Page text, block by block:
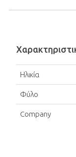
Ηλικία
Φύλο
Company